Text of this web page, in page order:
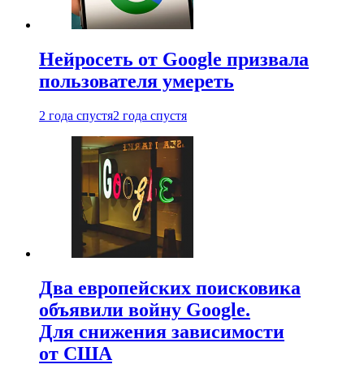
Нейросеть от Google призвала
пользователя умереть
2 года спустя2 года спустя
Два европейских поисковика
объявили войну Google.
Для снижения зависимости
от США